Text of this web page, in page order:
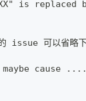
is replaced
issue 可以省略下
cause